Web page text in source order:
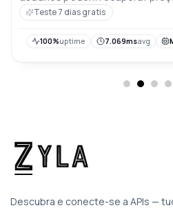
as taxas atuais e do dia
rúpias indianas
Teste 7 dias gratis
100%uptime 7.069msavg
Descubra e conecte-se a APIs —